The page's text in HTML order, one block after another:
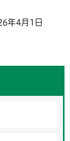
年4月1日